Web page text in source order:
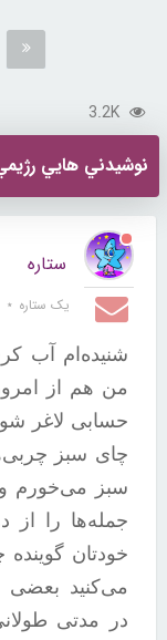
3.2K
نوشيدني هايي رژيمي
ستاره
یک ستاره ⋆
شنیده‌ام آب
حسابی لاغر
چای سبز
سبز می‌خورم
جمله‌ها را از
خودتان
می‌کنید بعضی
در مدتی